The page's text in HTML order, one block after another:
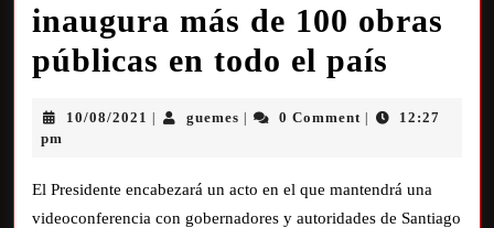
inaugura más de 100 obras
públicas en todo el país
10/08/2021 guemes 0 Comment
12:27
pm
El Presidente encabezará un acto en el que mantendrá una
videoconferencia con gobernadores y autoridades de Santiago